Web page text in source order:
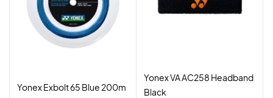
Yonex Exbolt 65 Blue 200m
Yonex VA AC258 Headband
Black